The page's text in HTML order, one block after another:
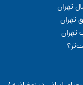
تهران
تهران
تهران